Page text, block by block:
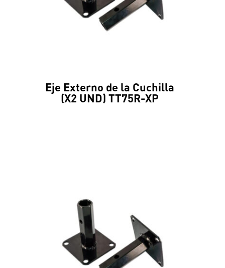
Eje Externo de la Cuchilla
(X2 UND) TT75R-XP